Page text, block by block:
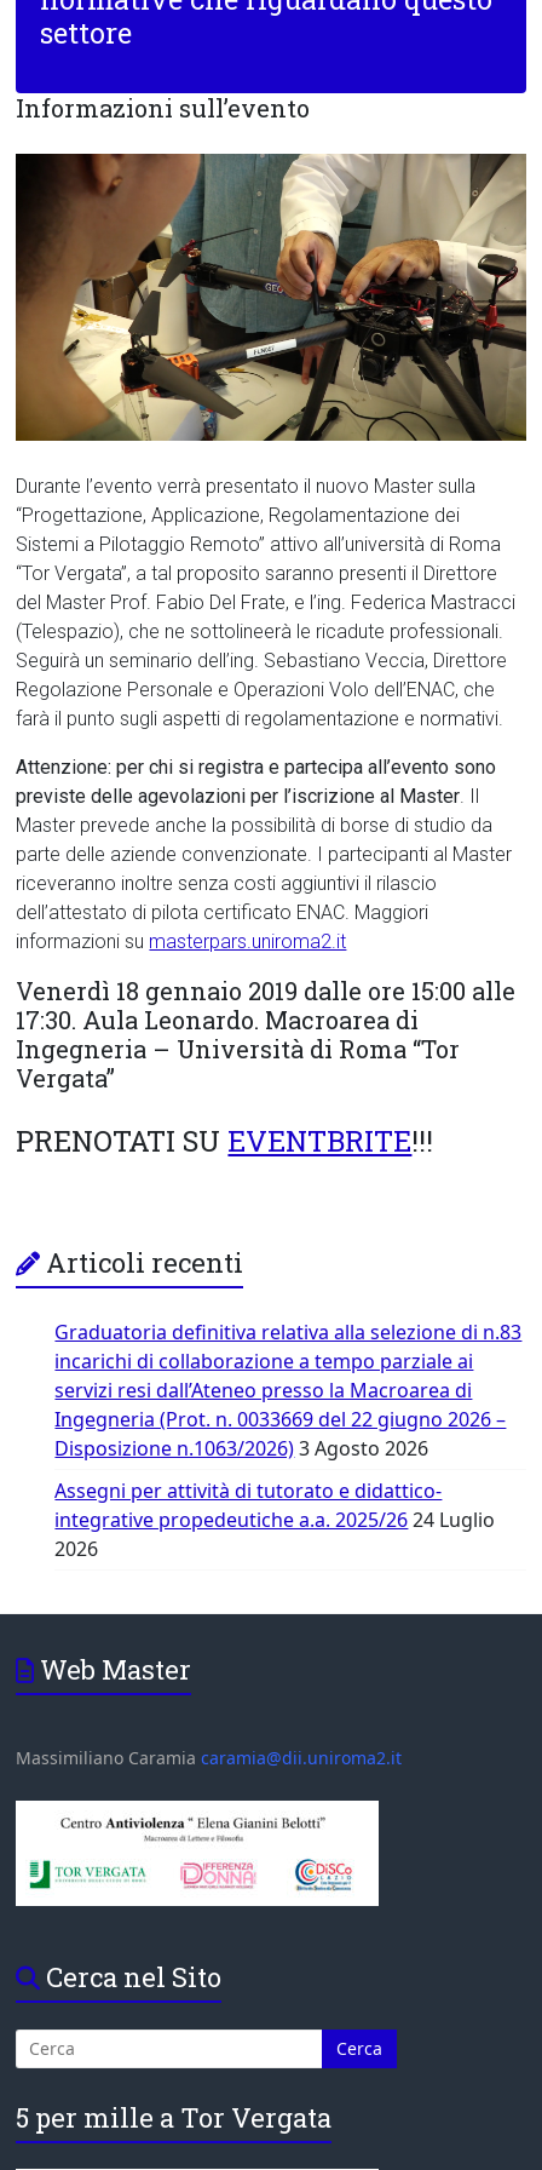
settore
Informazioni sull’evento
Durante l’evento verrà presentato il nuovo Master sulla
“Progettazione, Applicazione, Regolamentazione dei
Sistemi a Pilotaggio Remoto” attivo all’università di Roma
“Tor Vergata”, a tal proposito saranno presenti il Direttore
del Master Prof. Fabio Del Frate, e l’ing. Federica Mastracci
(Telespazio), che ne sottolineerà le ricadute professionali.
Seguirà un seminario dell’ing. Sebastiano Veccia, Direttore
Regolazione Personale e Operazioni Volo dell’ENAC, che
farà il punto sugli aspetti di regolamentazione e normativi.
Attenzione: per chi si registra e partecipa all’evento sono
previste delle agevolazioni per l’iscrizione al Master . Il
Master prevede anche la possibilità di borse di studio da
parte delle aziende convenzionate. I partecipanti al Master
riceveranno inoltre senza costi aggiuntivi il rilascio
dell’attestato di pilota certificato ENAC. Maggiori
informazioni su masterpars.uniroma2.it
Venerdì 18 gennaio 2019 dalle ore 15:00 alle
17:30. Aula Leonardo. Macroarea di
Ingegneria – Università di Roma “Tor
Vergata”
PRENOTATI SU EVENTBRITE!!!
Articoli recenti
Graduatoria definitiva relativa alla selezione di n.83
incarichi di collaborazione a tempo parziale ai
servizi resi dall’Ateneo presso la Macroarea di
Ingegneria (Prot. n. 0033669 del 22 giugno 2026 –
Disposizione n.1063/2026) 3 Agosto 2026
Assegni per attività di tutorato e didattico-
integrative propedeutiche a.a. 2025/26 24 Luglio
2026
Web Master
Massimiliano Caramiacaramia@dii.uniroma2.it
Cerca nel Sito
5 per mille a Tor Vergata